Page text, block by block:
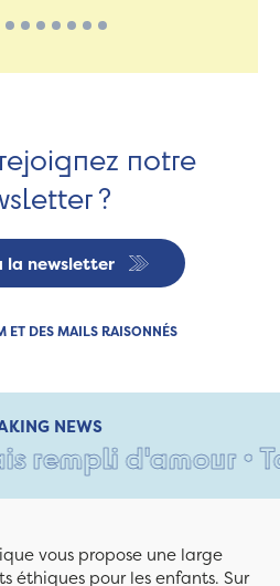
notre
?
la newsletter
ET DES MAILS RAISONNÉS
NEWS
d'amour •
vous propose une large
éthiques pour les enfants. Sur